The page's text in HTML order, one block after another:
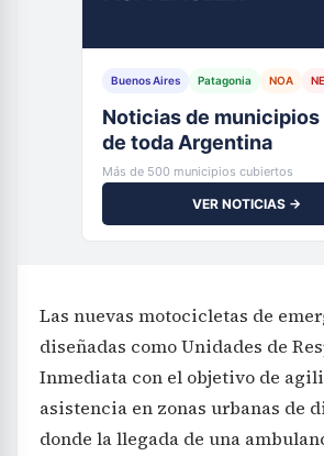
Buenos Aires Patagonia NOA
Noticias de municipios
de toda Argentina
Más de 500 municipios cubiertos
VER NOTICIAS →
Las nuevas motocicletas de
diseñadas como Unidades de
Inmediata con el objetivo de
asistencia en zonas urbanas de
donde la llegada de una